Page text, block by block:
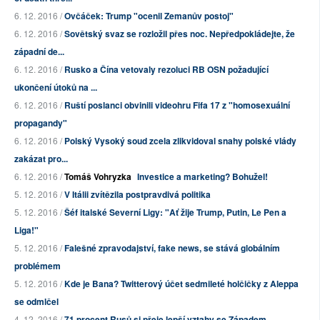
6. 12. 2016 /Ovčáček: Trump "ocenil Zemanův postoj"
6. 12. 2016 /Sovětský svaz se rozložil přes noc. Nepředpokládejte, že
západní de...
6. 12. 2016 /Rusko a Čína vetovaly rezoluci RB OSN požadující
ukončení útoků na ...
6. 12. 2016 /Ruští poslanci obvinili videohru Fifa 17 z "homosexuální
propagandy"
6. 12. 2016 /Polský Vysoký soud zcela zlikvidoval snahy polské vlády
zakázat pro...
6. 12. 2016 /Tomáš Vohryzka Investice a marketing? Bohužel!
5. 12. 2016 /V Itálii zvítězila postpravdivá politika
5. 12. 2016 /Šéf italské Severní Ligy: "Ať žije Trump, Putin, Le Pen a
Liga!"
5. 12. 2016 /Falešné zpravodajství, fake news, se stává globálním
problémem
5. 12. 2016 /Kde je Bana? Twitterový účet sedmileté holčičky z Aleppa
se odmlčel